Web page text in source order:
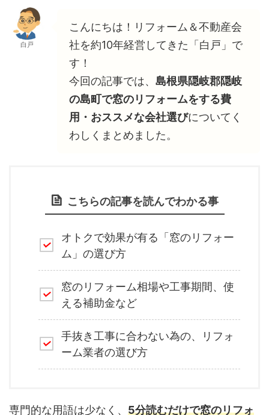
白戸
こんにちは！リフォーム＆不動産会
社を約10年経営してきた「白戸」で
す！
今回の記事では、 島根県隠岐郡隠岐
の島町で窓のリフォームをする費
用・おススメな会社選びについてく
わしくまとめました。
こちらの記事を読んでわかる事
オトクで効果が有る「窓のリフォー
ム」の選び方
窓のリフォーム相場や工事期間、使
える補助金など
手抜き工事に合わない為の、リフォ
ーム業者の選び方
専門的な用語は少なく、 5分読むだけで窓のリフォ